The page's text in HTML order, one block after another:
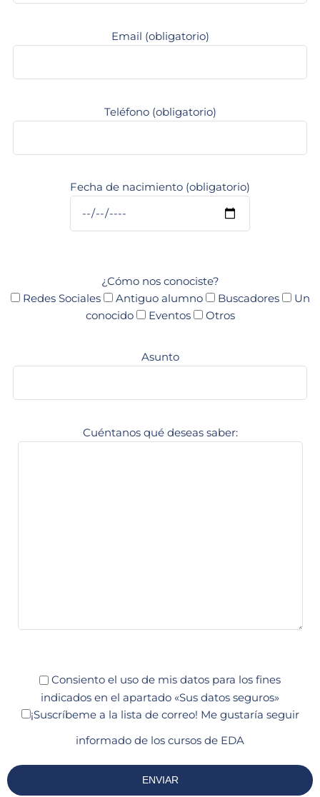
Email (obligatorio)
Teléfono (obligatorio)
Fecha de nacimiento (obligatorio)
¿Cómo nos conociste?
Redes Sociales
Antiguo alumno Buscadores
Un
conocido
Eventos Otros
Asunto
Cuéntanos qué deseas saber:
Consiento el uso de mis datos para los fines
indicados en el apartado «Sus datos seguros»
¡Suscríbeme a la lista de correo! Me gustaría seguir
informado de los cursos de EDA